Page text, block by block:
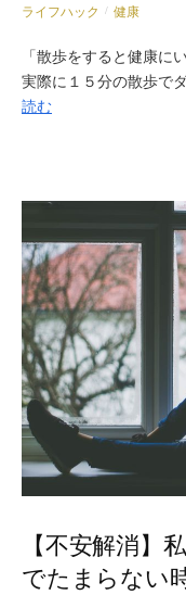
ライフハック / 健康
「散歩をすると健康に
実際に１５分の散歩で
読む
【不安解消】
でたまらない